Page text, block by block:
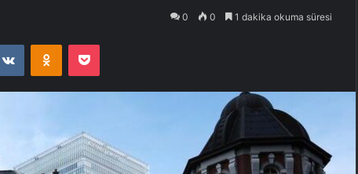
0 0 1 dakika okuma süresi
VKontakteOdnoklassniki
Pocket